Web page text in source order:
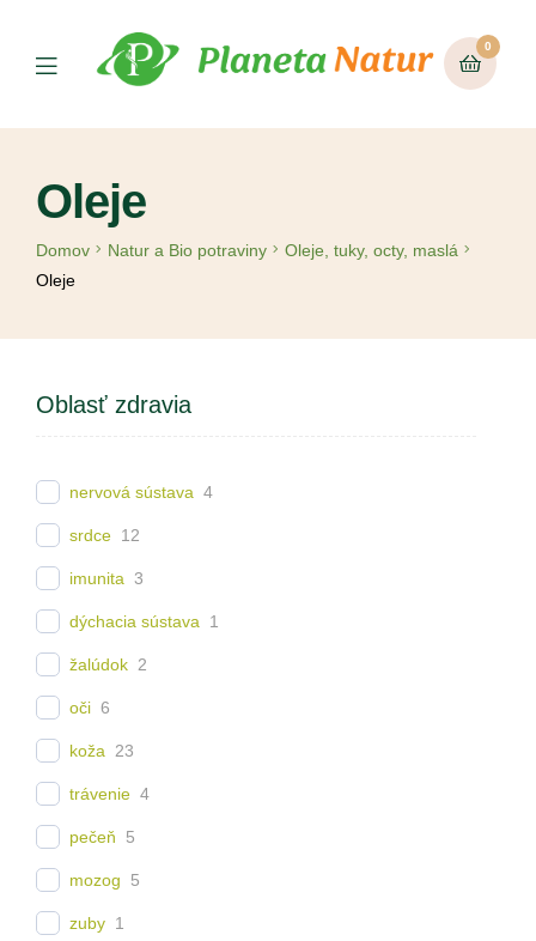
0
Oleje
Domov Natur a Bio potraviny
Oleje, tuky, octy, maslá
Oleje
Oblasť zdravia
nervová sústava 4
srdce 12
imunita 3
dýchacia sústava 1
žalúdok 2
oči 6
koža 23
trávenie 4
pečeň 5
mozog 5
zuby 1